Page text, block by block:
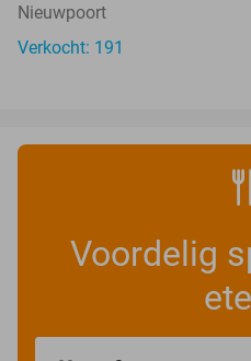
Nieuwpoort
Verkocht: 191
Voordelig